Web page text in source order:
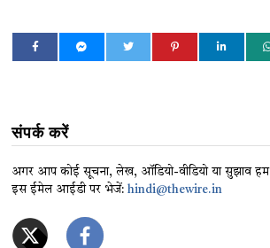
संपर्क करें
अगर आप कोई सूचना, लेख, ऑडियो-वीडियो या सुझाव हम
इस ईमेल आईडी पर भेजें:hindi@thewire.in